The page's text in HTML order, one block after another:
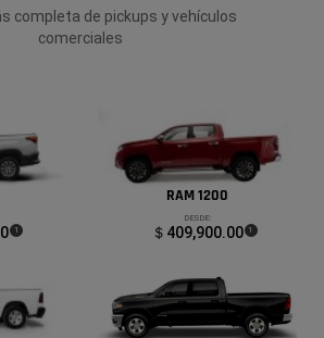
completa de pickups y vehículos
comerciales
(
Disclosure
1 )
RAM 1200
DESDE:
＄409,900.00 (
Disclosure
1 )